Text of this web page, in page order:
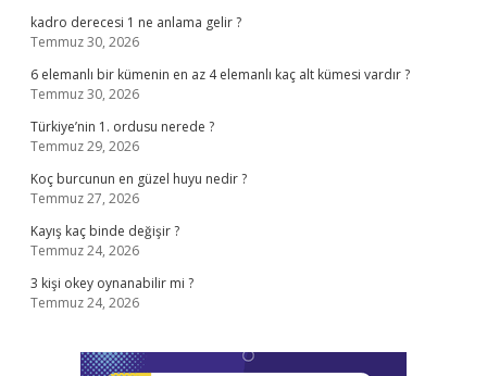
kadro derecesi 1 ne anlama gelir ?
Temmuz 30, 2026
6 elemanlı bir kümenin en az 4 elemanlı kaç alt kümesi vardır ?
Temmuz 30, 2026
Türkiye’nin 1. ordusu nerede ?
Temmuz 29, 2026
Koç burcunun en güzel huyu nedir ?
Temmuz 27, 2026
Kayış kaç binde değişir ?
Temmuz 24, 2026
3 kişi okey oynanabilir mi ?
Temmuz 24, 2026